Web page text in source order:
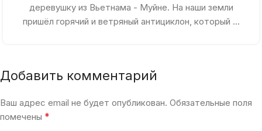
деревушку из Вьетнама - Муйне. На наши земли
пришёл горячий и ветряный антициклон, который ...
Добавить комментарий
Ваш адрес email не будет опубликован. Обязательные поля
помечены *